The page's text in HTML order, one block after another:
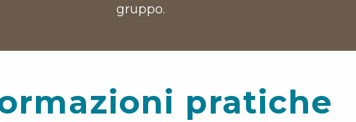
gruppo.
pratiche